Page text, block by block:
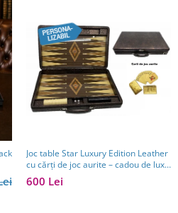
Joc table Star Luxury Edition Leather
cu cărți de joc aurite – cadou de lux
pentru bărbați
600 Lei